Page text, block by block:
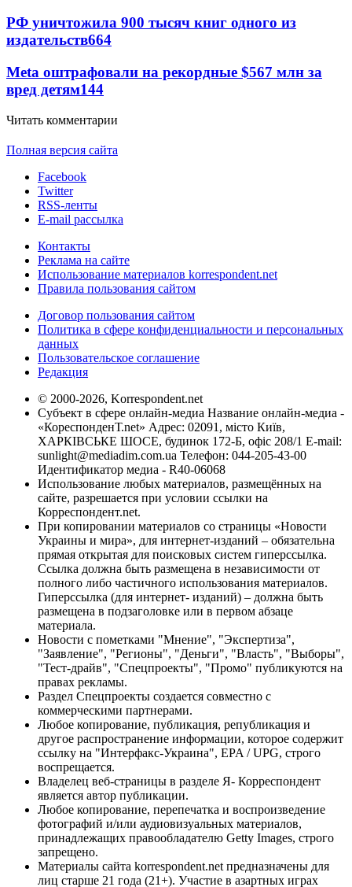
РФ уничтожила 900 тысяч книг одного из
издательств664
Meta оштрафовали на рекордные $567 млн за
вред детям144
Читать комментарии
Полная версия сайта
Facebook
Twitter
RSS-ленты
E-mail рассылка
Контакты
Реклама на сайте
Использование материалов korrespondent.net
Правила пользования сайтом
Договор пользования сайтом
Политика в сфере конфиденциальности и персональных
данных
Пользовательское соглашение
Редакция
© 2000-2026, Korrespondent.net
Субъект в сфере онлайн-медиа Название онлайн-медиа -
«КореспонденТ.net» Адрес: 02091, місто Київ,
ХАРКІВСЬКЕ ШОСЕ, будинок 172-Б, офіс 208/1 E-mail:
sunlight@mediadim.com.ua Телефон: 044-205-43-00
Идентификатор медиа - R40-06068
Использование любых материалов, размещённых на
сайте, разрешается при условии ссылки на
Корреспондент.net.
При копировании материалов со страницы «Новости
Украины и мира», для интернет-изданий – обязательна
прямая открытая для поисковых систем гиперссылка.
Ссылка должна быть размещена в независимости от
полного либо частичного использования материалов.
Гиперссылка (для интернет- изданий) – должна быть
размещена в подзаголовке или в первом абзаце
материала.
Новости с пометками "Мнение", "Экспертиза",
"Заявление", "Регионы", "Деньги", "Власть", "Выборы",
"Тест-драйв", "Спецпроекты", "Промо" публикуются на
правах рекламы.
Раздел Спецпроекты создается совместно с
коммерческими партнерами.
Любое копирование, публикация, републикация и
другое распространение информации, которое содержит
ссылку на "Интерфакс-Украина", EPA / UPG, строго
воспрещается.
Владелец веб-страницы в разделе Я- Корреспондент
является автор публикации.
Любое копирование, перепечатка и воспроизведение
фотографий и/или аудиовизуальных материалов,
принадлежащих правообладателю Getty Images, строго
запрещено.
Материалы сайта korrespondent.net предназначены для
лиц старше 21 года (21+). Участие в азартных играх